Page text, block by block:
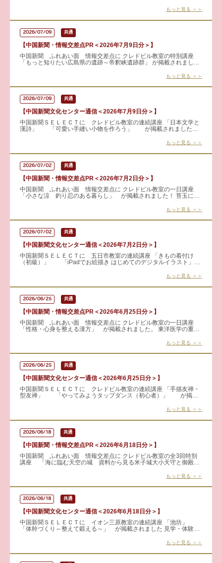
もっと見る ＞＞
2026/07/09 共通
【中国新聞・情報交差点PR＜2026年7月9日分＞】
中国新聞 ふれあい面 情報交差点に クレドビル教室の特別講座
「もっと知りたい広島県の遺跡～帝釈峡遺跡群」 が掲載されまし
もっと見る ＞＞
2026/07/09 共通
【中国新聞文化センター通信＜2026年7月9日分＞】
中国新聞ＳＥＬＥＣＴに クレドビル教室の連続講座 「日本文学と
漢詩」 「可愛い手縫い小物を作ろう」 が掲載されました。
もっと見る ＞＞
2026/07/02 共通
【中国新聞・情報交差点PR＜2026年7月2日分＞】
中国新聞 ふれあい面 情報交差点に クレドビル教室の一日講座
「小さな涼 釣り忍のある暮らし」 が掲載されました！ 苔玉にシ
もっと見る ＞＞
2026/07/02 共通
【中国新聞文化センター通信＜2026年7月2日分＞】
中国新聞ＳＥＬＥＣＴに 五日市教室の連続講座 「きもの着付け
（初級）」 「iPadでお絵描き はじめてのデジタルイラスト」
もっと見る ＞＞
2026/06/25 共通
【中国新聞・情報交差点PR＜2026年6月25日分＞】
中国新聞 ふれあい面 情報交差点に クレドビル教室の一日講座
「性格・心身を整える漢方」 が掲載されました。 東洋医学の重要
もっと見る ＞＞
2026/06/25 共通
【中国新聞文化センター通信＜2026年6月25日分＞】
中国新聞ＳＥＬＥＣＴに クレドビル教室の連続講座 「手描友禅・
型友禅」 「やってみようタップダンス（初心者）」 が掲載
もっと見る ＞＞
2026/06/18 共通
【中国新聞・情報交差点PR＜2026年6月18日分＞】
中国新聞 ふれあい面 情報交差点に クレドビル教室の全3回特別
講座 「海に臨む天空の城 資料から見る米子城大小天守と御殿・
もっと見る ＞＞
2026/06/18 共通
【中国新聞文化センター通信＜2026年6月18日分＞】
中国新聞ＳＥＬＥＣＴに イオン三原教室の連続講座 「池坊」
「体幹づくり～整えて鍛える～」 が掲載されました 見学・体験も
もっと見る ＞＞